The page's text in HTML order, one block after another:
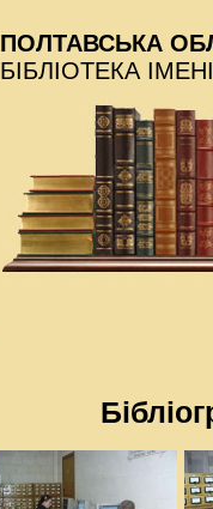
ПОЛТАВСЬКА
БІБЛІОТЕКА